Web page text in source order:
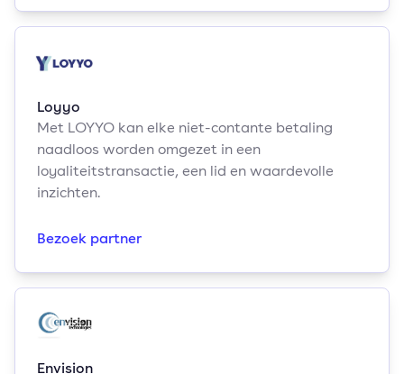
Loyyo
Met LOYYO kan elke niet-contante betaling
naadloos worden omgezet in een
loyaliteitstransactie, een lid en waardevolle
inzichten.
Bezoek partner
Envision